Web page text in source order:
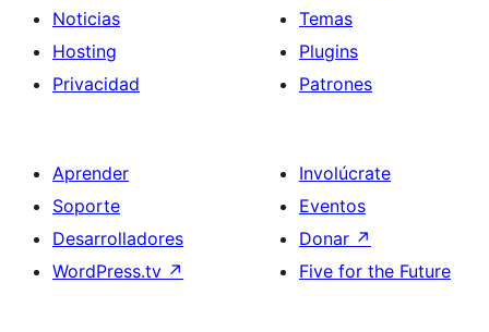
Noticias
Hosting
Privacidad
Temas
Plugins
Patrones
Aprender
Soporte
Desarrolladores
WordPress.tv ↗
Involúcrate
Eventos
Donar ↗
Five for the Future